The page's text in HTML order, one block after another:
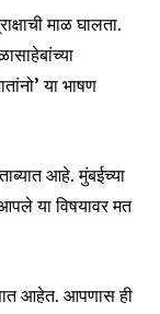
माळ घालता.
या भाषण
आहे. मुंबईच्या
या विषयावर मत
आहेत. आपणास ही